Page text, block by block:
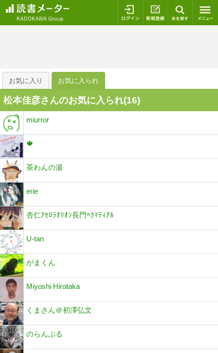
ログイン 新規登録
お気に入り お気に入られ
松本佳彦さんのお気に入られ(16)
miurror
🍁
茶わんの湯
erie
杏仁ｱｾﾛﾗｵﾘｵﾝ長門ﾍｸﾏﾃｨｱﾙ
U-tan
がまくん
Miyoshi Hirotaka
くまさん＠初澤弘文
のらんぶる